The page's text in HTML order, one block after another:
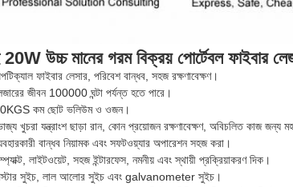
উচ্চ মানের গরম বিক্রয় পোর্টেবল ফাইবার
ফাইবার লেসার, পরিবেশ বান্ধব, সহজ রক্ষণাবেক্ষণ।
জীবন 100000 ঘন্টা পর্যন্ত হতে পারে।
কম ছোট ভলিউম ও ওজন।
খুচরা যন্ত্রাংশ ছাড়া রান, কোন প্রয়োজন রক্ষণাবেক্ষণ, অবিচলিত কাজ জন্য
বান্ধব নিয়ামক এবং সফটওয়্যার অপারেশন সহজ করা।
লাইটওয়েট, সহজ ইন্টারফেস, নমনীয় এবং স্থায়ী প্রক্রিয়াকরণ দিক।
সুইচ, লাল আলোর সুইচ এবং galvanometer সুইচ।